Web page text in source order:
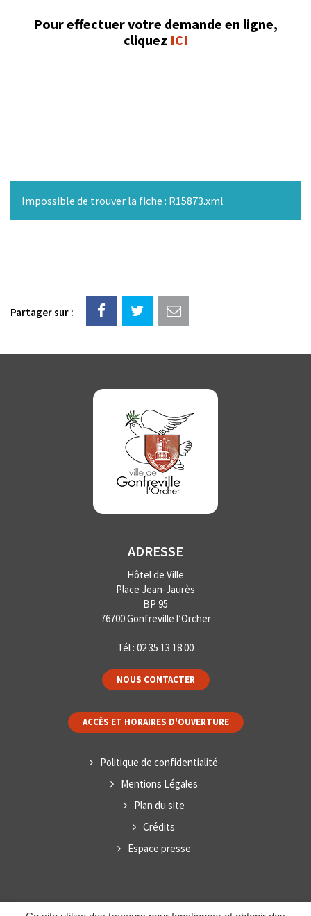
Pour effectuer votre demande en ligne,
cliquez ICI
Impossible de trouver la fiche : R15873.xml
Partager sur :
ADRESSE
Hôtel de Ville
Place Jean-Jaurès
BP 95
76700 Gonfreville l’Orcher
Tél : 02 35 13 18 00
NOUS CONTACTER
ACCÈS ET HORAIRES D'OUVERTURE
Politique de confidentialité
Mentions Légales
Plan du site
Crédits
Espace presse